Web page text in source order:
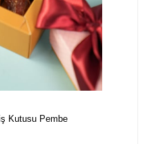
Kutusu Pembe